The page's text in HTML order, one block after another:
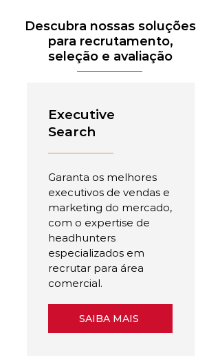
Descubra nossas soluções
para recrutamento,
seleção e avaliação
Executive
Search
Garanta os melhores
executivos de vendas e
marketing do mercado,
com o expertise de
headhunters
especializados em
recrutar para área
comercial.
SAIBA MAIS